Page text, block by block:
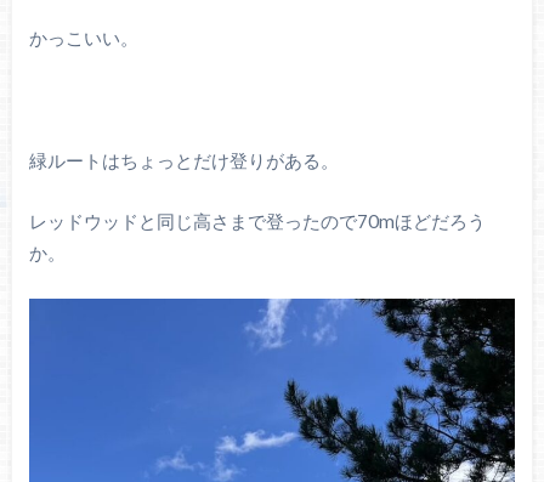
かっこいい。
緑ルートはちょっとだけ登りがある。
レッドウッドと同じ高さまで登ったので70mほどだろう
か。